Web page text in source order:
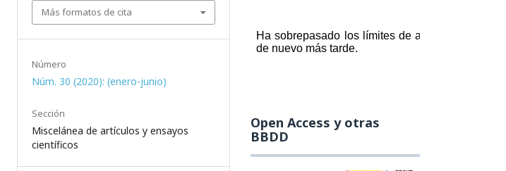
Número
Núm. 30 (2020): (enero-junio)
Sección
Miscelánea de artículos y ensayos
científicos
Más formatos de cita
Open Access y otras
BBDD